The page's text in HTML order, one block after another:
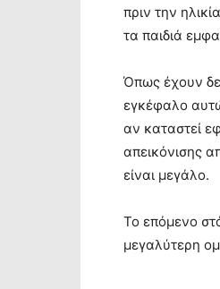
πριν την
τα παιδιά
Όπως έχουν
εγκέφαλο
αν καταστεί
απεικόνισης
είναι μεγάλο.
Το επόμενο
μεγαλύτερη